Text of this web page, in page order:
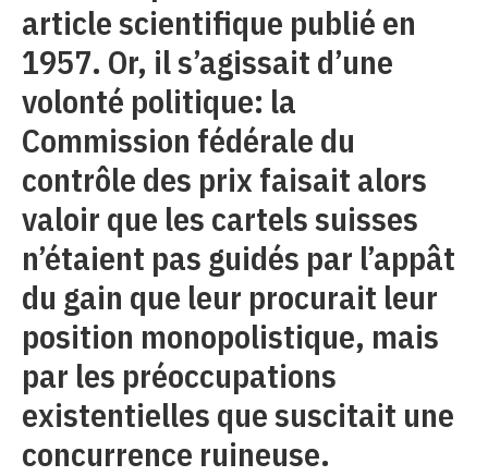
article scientifique publié en
1957. Or, il s’agissait d’une
volonté politique: la
Commission fédérale du
contrôle des prix faisait alors
valoir que les cartels suisses
n’étaient pas guidés par l’appât
du gain que leur procurait leur
position monopolistique, mais
par les préoccupations
existentielles que suscitait une
concurrence ruineuse.